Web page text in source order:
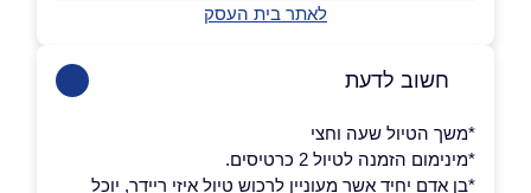
לאתר בית העסק
חשוב לדעת
*משך הטיול שעה וחצי
*מינימום הזמנה לטיול 2 כרטיסים.
*בן אדם יחיד אשר מעוניין לרכוש טיול איזי ריידר, יוכל